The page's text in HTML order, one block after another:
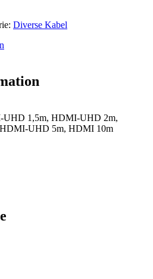
Diverse Kabel
1,5m, HDMI-UHD 2m,
UHD 5m, HDMI 10m